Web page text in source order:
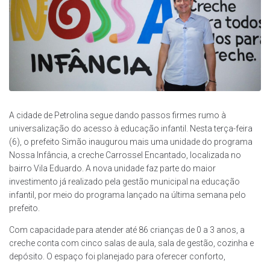
A cidade de Petrolina segue dando passos firmes rumo à
universalização do acesso à educação infantil. Nesta terça-feira
(6), o prefeito Simão inaugurou mais uma unidade do programa
Nossa Infância, a creche Carrossel Encantado, localizada no
bairro Vila Eduardo. A nova unidade faz parte do maior
investimento já realizado pela gestão municipal na educação
infantil, por meio do programa lançado na última semana pelo
prefeito.
Com capacidade para atender até 86 crianças de 0 a 3 anos, a
creche conta com cinco salas de aula, sala de gestão, cozinha e
depósito. O espaço foi planejado para oferecer conforto,